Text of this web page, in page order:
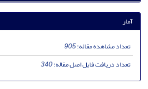
آمار
تعداد مشاهده مقاله:905
تعداد دریافت فایل اصل مقاله:340